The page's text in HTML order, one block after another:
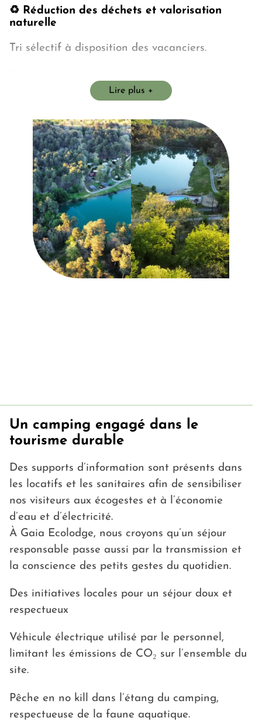
Lire plus
♻️ Réduction des déchets et valorisation
naturelle
Tri sélectif à disposition des vacanciers.
pour enrichir les sols du camping.
🐦 Favoriser la biodiversité locale
Installation de nichoirs pour oiseaux et chauves-
souris, contribuant à l’équilibre naturel du site et
à la préservation de la faune locale.
🧼 Un entretien respectueux
Nettoyage des installations à l’aide de produits
its écologiques et de solutions naturelles,
sans produits chimiques nocifs.
Un camping engagé dans le
tourisme durable
Des supports d’information sont présents dans
les locatifs et les sanitaires afin de sensibiliser
nos visiteurs aux écogestes et à l’économie
d’eau et d’électricité.
À Gaia Ecolodge, nous croyons qu’un séjour
responsable passe aussi par la transmission et
la conscience des petits gestes du quotidien.
Des initiatives locales pour un séjour doux et
respectueux
Véhicule électrique utilisé par le personnel,
limitant les émissions de CO₂ sur l’ensemble du
site.
Pêche en no kill dans l’étang du camping,
respectueuse de la faune aquatique.